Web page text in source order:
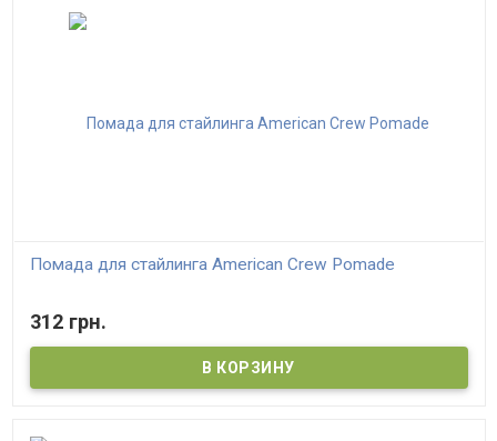
Помада для стайлинга American Crew Pomade
312 грн.